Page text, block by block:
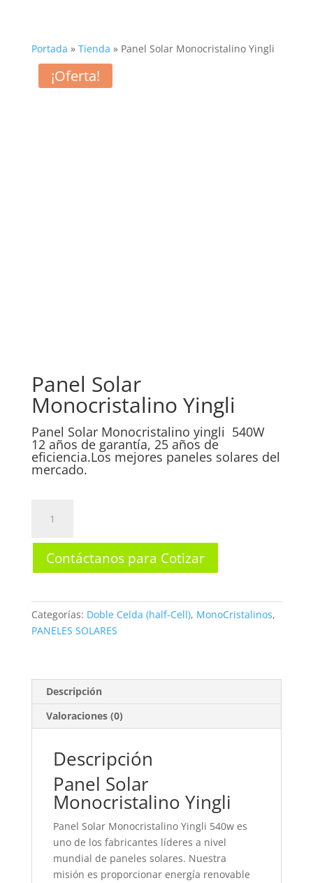
Portada » Tienda » Panel Solar Monocristalino Yingli
¡Oferta!
Panel Solar
Monocristalino Yingli
Panel Solar Monocristalino yingli 540W
12 años de garantía, 25 años de
eficiencia.Los mejores paneles solares del
mercado.
Solar
Yingli
cantidad
Contáctanos para Cotizar
Categorías: Doble Celda (half-Cell), MonoCristalinos,
PANELES SOLARES
Descripción
Valoraciones (0)
Descripción
Panel Solar
Monocristalino Yingli
Panel Solar Monocristalino Yingli 540w es
uno de los fabricantes líderes a nivel
mundial de paneles solares. Nuestra
misión es proporcionar energía renovable